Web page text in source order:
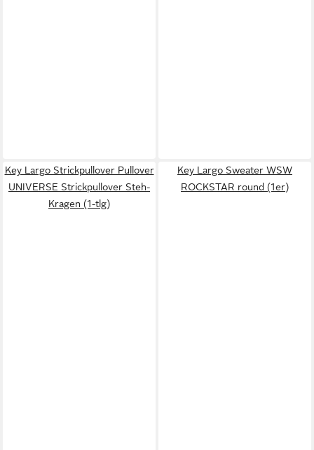
Key Largo Strickpullover Pullover
UNIVERSE Strickpullover Steh-
Kragen (1-tlg)
Key Largo Sweater WSW
ROCKSTAR round (1er)